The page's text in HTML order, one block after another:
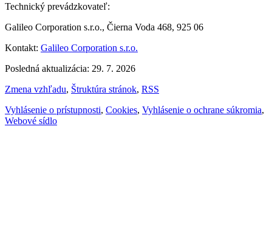
Technický prevádzkovateľ:
Galileo Corporation s.r.o., Čierna Voda 468, 925 06
Kontakt: Galileo Corporation s.r.o.
Posledná aktualizácia: 29. 7. 2026
Zmena vzhľadu, Štruktúra stránok, RSS
Vyhlásenie o prístupnosti, Cookies, Vyhlásenie o ochrane súkromia,
Webové sídlo